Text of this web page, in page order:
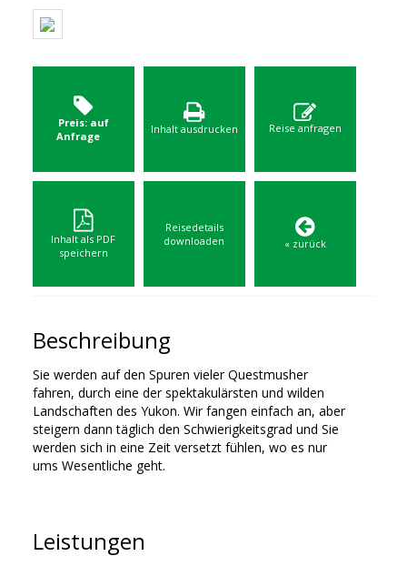
Preis: auf
Anfrage
Inhalt ausdrucken Reise anfragen
Inhalt als PDF
speichern
Reisedetails
downloaden
« zurück
Beschreibung
Sie werden auf den Spuren vieler Questmusher
fahren, durch eine der spektakulärsten und wilden
Landschaften des Yukon. Wir fangen einfach an, aber
steigern dann täglich den Schwierigkeitsgrad und Sie
werden sich in eine Zeit versetzt fühlen, wo es nur
ums Wesentliche geht.
Leistungen